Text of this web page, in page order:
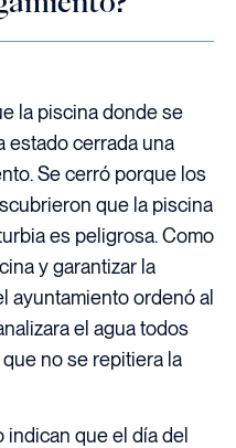
la piscina donde se
estado cerrada una
Se cerró porque los
que la piscina
es peligrosa. Como
y garantizar la
ayuntamiento ordenó al
el agua todos
no se repitiera la
que el día del